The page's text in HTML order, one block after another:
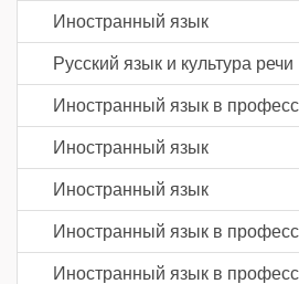
Иностранный язык
Русский язык и культура речи
Иностранный язык
Иностранный язык